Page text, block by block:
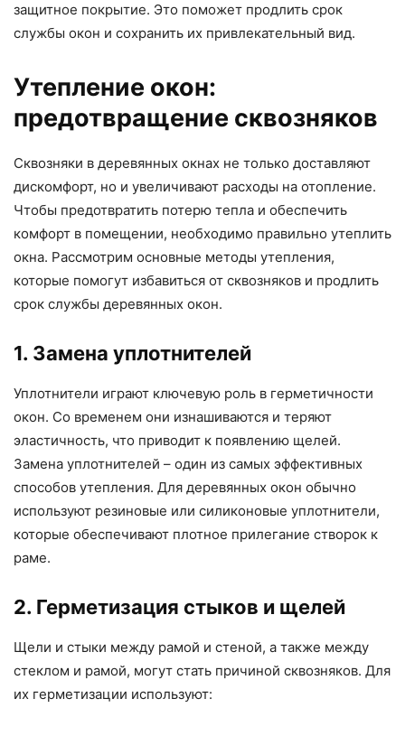
защитное покрытие. Это поможет продлить срок
службы окон и сохранить их привлекательный вид.
Утепление окон:
предотвращение сквозняков
Сквозняки в деревянных окнах не только доставляют
дискомфорт, но и увеличивают расходы на отопление.
Чтобы предотвратить потерю тепла и обеспечить
комфорт в помещении, необходимо правильно утеплить
окна. Рассмотрим основные методы утепления,
которые помогут избавиться от сквозняков и продлить
срок службы деревянных окон.
1. Замена уплотнителей
Уплотнители играют ключевую роль в герметичности
окон. Со временем они изнашиваются и теряют
эластичность, что приводит к появлению щелей.
Замена уплотнителей – один из самых эффективных
способов утепления. Для деревянных окон обычно
используют резиновые или силиконовые уплотнители,
которые обеспечивают плотное прилегание створок к
раме.
2. Герметизация стыков и щелей
Щели и стыки между рамой и стеной, а также между
стеклом и рамой, могут стать причиной сквозняков. Для
их герметизации используют: